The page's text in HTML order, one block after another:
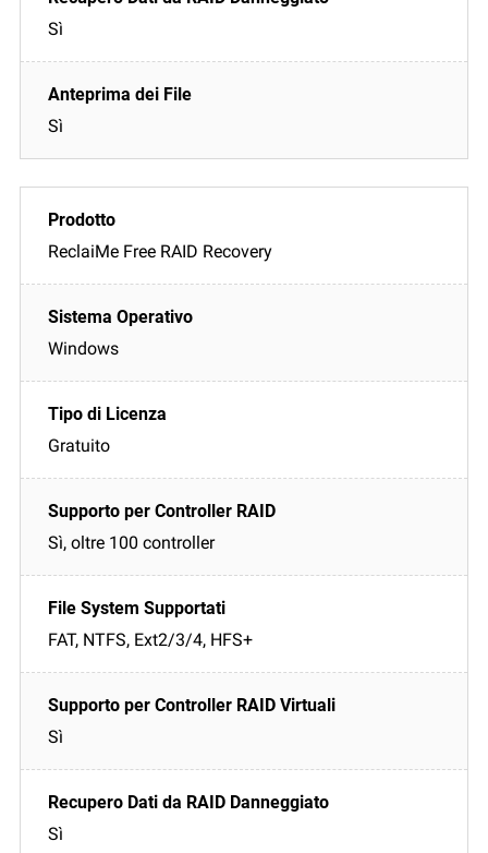
Sì
Sì
ReclaiMe Free RAID Recovery
Windows
Gratuito
Sì, oltre 100 controller
FAT, NTFS, Ext2/3/4, HFS+
Sì
Sì